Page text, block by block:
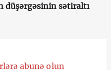
düşərgəsinin sətiraltı
abunə olun